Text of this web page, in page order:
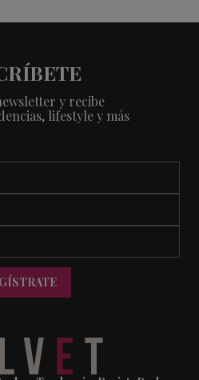
y recibe
lifestyle y más